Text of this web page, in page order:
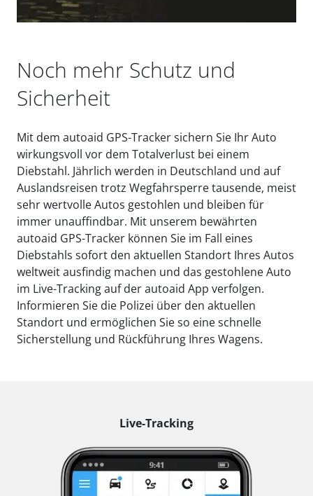
Noch mehr Schutz und
Sicherheit
Mit dem autoaid GPS-Tracker sichern Sie Ihr Auto
wirkungsvoll vor dem Totalverlust bei einem
Diebstahl. Jährlich werden in Deutschland und auf
Auslandsreisen trotz Wegfahrsperre tausende, meist
sehr wertvolle Autos gestohlen und bleiben für
immer unauffindbar. Mit unserem bewährten
autoaid GPS-Tracker können Sie im Fall eines
Diebstahls sofort den aktuellen Standort Ihres Autos
weltweit ausfindig machen und das gestohlene Auto
im Live-Tracking auf der autoaid App verfolgen.
Informieren Sie die Polizei über den aktuellen
Standort und ermöglichen Sie so eine schnelle
Sicherstellung und Rückführung Ihres Wagens.
Live-Tracking